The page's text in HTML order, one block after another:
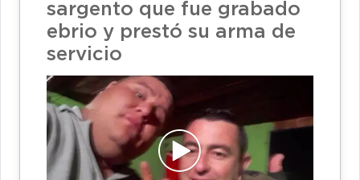
sargento que fue grabado
ebrio y prestó su arma de
servicio